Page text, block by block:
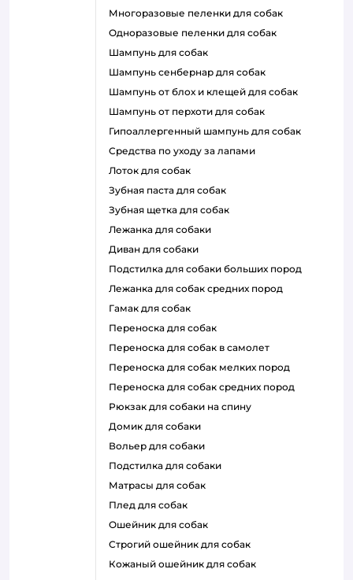
многоразовые пеленки для собак
одноразовые пеленки для собак
шампунь для собак
шампунь сенбернар для собак
шампунь от блох и клещей для собак
шампунь от перхоти для собак
гипоаллергенный шампунь для собак
средства по уходу за лапами
лоток для собак
зубная паста для собак
зубная щетка для собак
лежанка для собаки
диван для собаки
подстилка для собаки больших пород
лежанка для собак средних пород
гамак для собак
переноска для собак
переноска для собак в самолет
переноска для собак мелких пород
переноска для собак средних пород
рюкзак для собаки на спину
домик для собаки
вольер для собаки
подстилка для собаки
матрасы для собак
плед для собак
ошейник для собак
строгий ошейник для собак
кожаный ошейник для собак